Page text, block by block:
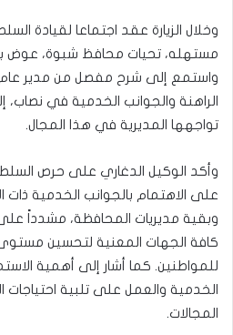
وخلال الزيارة عقد اجتماعا لقيادة
مستهله، تحيات محافظ شبوة، عوض بن
واستمع إلى شرح مفصل من مدير عام
الراهنة والجوانب الخدمية في نصاب،
تواجهها المديرية في هذا المجال.
وأكد الوكيل الدغاري على حرص
على الاهتمام بالجوانب الخدمية ذات
وبقية مديريات المحافظة، مشدداً
كافة الجهات المعنية لتحسين
للمواطنين. كما أشار إلى أهمية
الخدمية والعمل على تلبية
المجالات.